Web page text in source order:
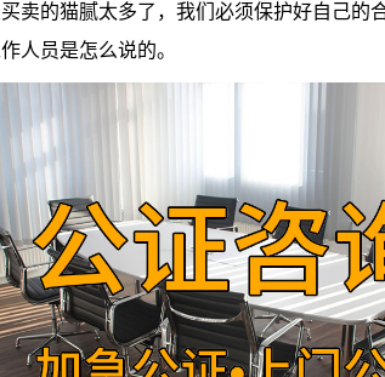
卖的猫腻太多了，我们必须保护好自己的
人员是怎么说的。